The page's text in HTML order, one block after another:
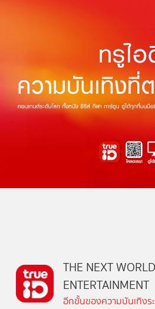
THE NEXT
ENTERTAINMENT
อีกขั้นของความบันเทิงร